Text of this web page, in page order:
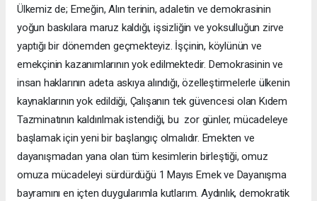
Ülkemiz de; Emeğin, Alın terinin, adaletin ve demokrasinin
yoğun baskılara maruz kaldığı, işsizliğin ve yoksulluğun zirve
yaptığı bir dönemden geçmekteyiz. İşçinin, köylünün ve
emekçinin kazanımlarının yok edilmektedir. Demokrasinin ve
insan haklarının adeta askıya alındığı, özelleştirmelerle ülkenin
kaynaklarının yok edildiği, Çalışanın tek güvencesi olan Kıdem
Tazminatının kaldırılmak istendiği, bu zor günler, mücadeleye
başlamak için yeni bir başlangıç olmalıdır. Emekten ve
dayanışmadan yana olan tüm kesimlerin birleştiği, omuz
omuza mücadeleyi sürdürdüğü 1 Mayıs Emek ve Dayanışma
bayramını en içten duygularımla kutlarım. Aydınlık, demokratik